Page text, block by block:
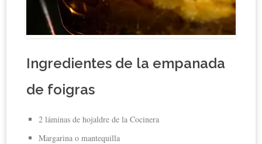
Ingredientes de la empanada
de foigras
2 láminas de hojaldre de la Cocinera
Margarina o mantequilla